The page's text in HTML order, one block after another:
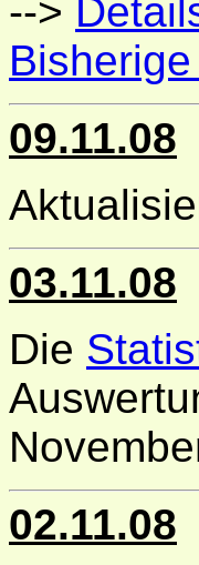
-->
09.11.08
03.11.08
Die
02.11.08